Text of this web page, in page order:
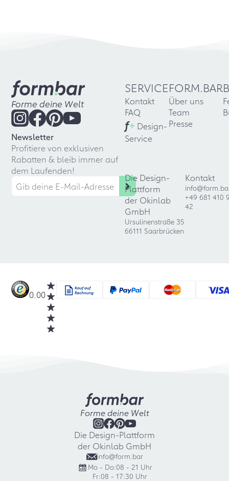
Forme deine Welt
Newsletter
Profitiere von exklusiven
Rabatten & bleib immer auf
dem Laufenden!
SERVICE
Kontakt
FAQ
f+ Design-
Service
FORM.BAR
Über uns
Team
Presse
Die Design-
Plattform
der Okinlab
GmbH
Ursulinenstraße 35
66111 Saarbrücken
Kontakt
+49 681 410
42
0.00
Forme deine Welt
Die Design-Plattform
der Okinlab GmbH
info@form.bar
Mo - Do:08 - 21 Uhr
Fr:08 - 17:30 Uhr